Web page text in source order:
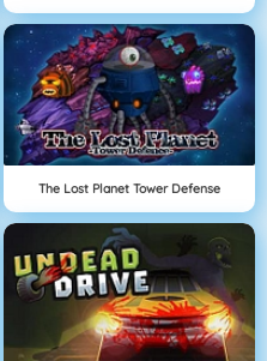
The Lost Planet Tower Defense